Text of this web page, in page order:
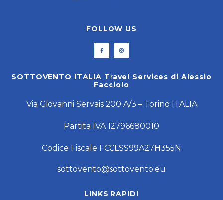
FOLLOW US
SOTTOVENTO ITALIA Travel Services di Alessio
Facciolo
Via Giovanni Servais 200 A/3 – Torino ITALIA
Partita IVA 12796680010
Codice Fiscale FCCLSS99A27H355N
sottovento@sottovento.eu
LINKS RAPIDI